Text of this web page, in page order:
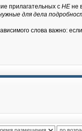
прилагательных с НЕ не
для дела
слова важно: